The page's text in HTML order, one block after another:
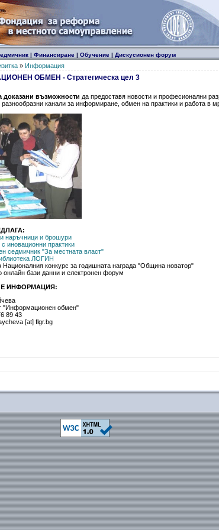
| Финансиране| Обучение| Дискусионен форум
» Информация
ОБМЕН - Стратегическа цел 3
възможности да предоставя новости и професионални
разнообразни канали за информиране, обмен на практики и работа в
наръчници и брошури
иновационни практики
седмичник "За местната власт"
ЛОГИН
Националния конкурс за годишната награда "Община новатор"
онлайн бази данни и електронен форум
ИНФОРМАЦИЯ:
"Информационен обмен"
89 43
[at] flgr.bg